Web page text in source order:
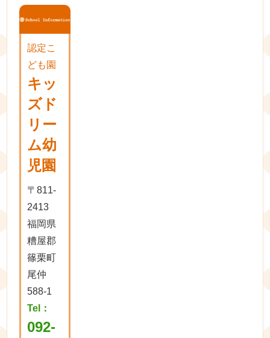
認定こ
ども園
キッ
ズド
リー
ム幼
児園
〒811-
2413
福岡県
糟屋郡
篠栗町
尾仲
588-1
Tel：
092-